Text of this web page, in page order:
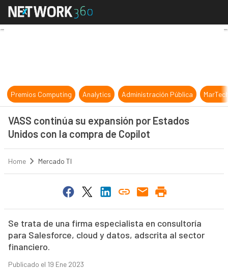
VASS continúa su expansión por
Premios Computing Analytics Administración Pública
VASS continúa su expansión por Estados
Unidos con la compra de Copilot
Home Mercado TI
Se trata de una firma especialista en consultoría
para Salesforce, cloud y datos, adscrita al sector
financiero.
Publicado el 19 Ene 2023